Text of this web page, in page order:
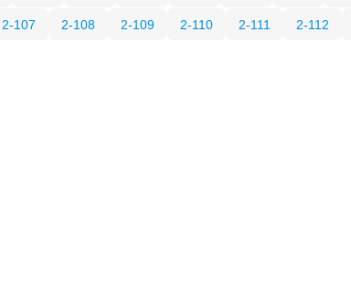
2-107 2-108 2-109 2-110 2-111 2-112